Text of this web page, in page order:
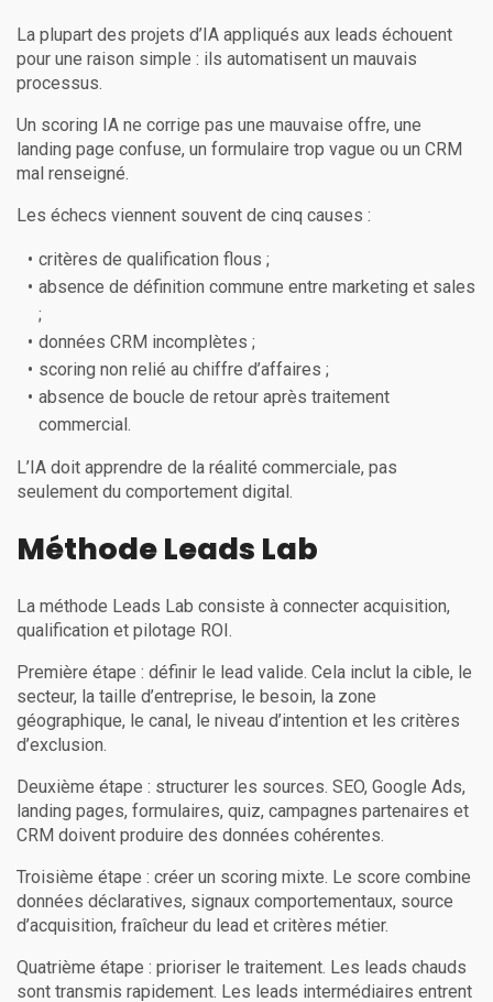
La plupart des projets d’IA appliqués aux leads échouent
pour une raison simple : ils automatisent un mauvais
processus.
Un scoring IA ne corrige pas une mauvaise offre, une
landing page confuse, un formulaire trop vague ou un CRM
mal renseigné.
Les échecs viennent souvent de cinq causes :
critères de qualification flous ;
absence de définition commune entre marketing et sales
;
données CRM incomplètes ;
scoring non relié au chiffre d’affaires ;
absence de boucle de retour après traitement
commercial.
L’IA doit apprendre de la réalité commerciale, pas
seulement du comportement digital.
Méthode Leads Lab
La méthode Leads Lab consiste à connecter acquisition,
qualification et pilotage ROI.
Première étape : définir le lead valide. Cela inclut la cible, le
secteur, la taille d’entreprise, le besoin, la zone
géographique, le canal, le niveau d’intention et les critères
d’exclusion.
Deuxième étape : structurer les sources. SEO, Google Ads,
landing pages, formulaires, quiz, campagnes partenaires et
CRM doivent produire des données cohérentes.
Troisième étape : créer un scoring mixte. Le score combine
données déclaratives, signaux comportementaux, source
d’acquisition, fraîcheur du lead et critères métier.
Quatrième étape : prioriser le traitement. Les leads chauds
sont transmis rapidement. Les leads intermédiaires entrent